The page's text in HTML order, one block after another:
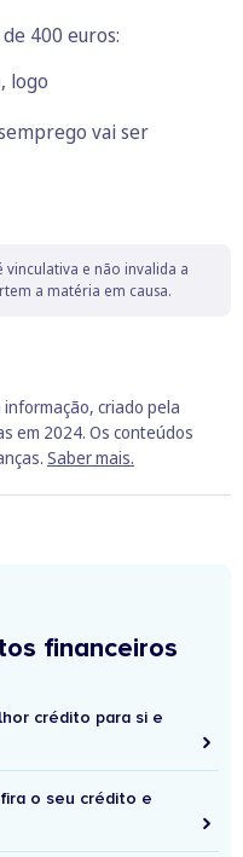
400 euros:
logo
vai ser
e não invalida a
a matéria em causa.
informação, criado pela
em 2024. Os conteúdos
Saber mais.
financeiros
crédito para si e
o seu crédito e